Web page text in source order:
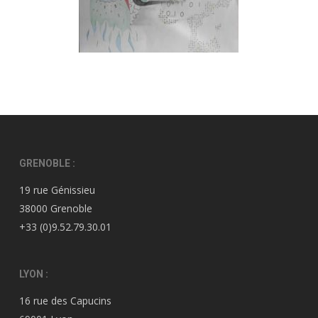
GRENOBLE :
19 rue Génissieu
38000 Grenoble
+33 (0)9.52.79.30.01
LYON :
16 rue des Capucins